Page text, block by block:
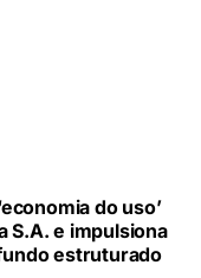
do uso’
S.A. e impulsiona
estruturado